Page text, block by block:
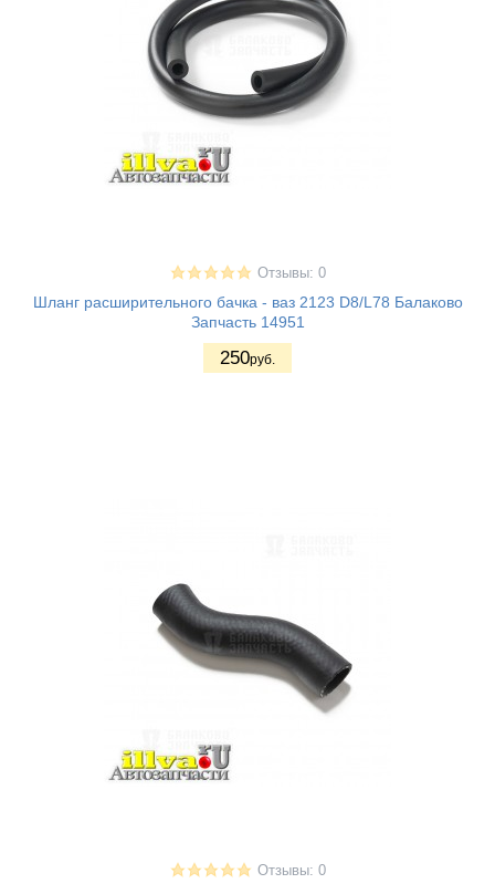
Отзывы: 0
Шланг расширительного бачка - ваз 2123 D8/L78 Балаково
Запчасть 14951
250руб.
Отзывы: 0